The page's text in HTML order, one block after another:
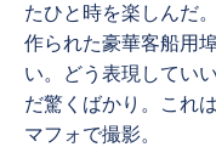
たひと時を楽しんだ
作られた豪華客船用
い。どう表現してい
だ驚くばかり。これ
マフォで撮影。